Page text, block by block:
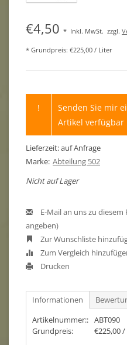
€4,50 * Inkl. MwSt. zzgl.
* Grundpreis: €225,00 / Liter
!
Senden Sie mir
Artikel verfügbar
Lieferzeit: auf Anfrage
Marke: Abteilung 502
Nicht auf Lager
E-Mail an uns zu
angeben)
Zur Wunschliste
Zum Vergleich
Drucken
Informationen
Artikelnummer:: ABT090
Grundpreis:
€225,00